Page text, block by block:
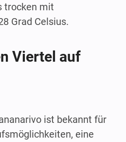
trocken mit
Grad Celsius.
Viertel auf
ist bekannt für
eine